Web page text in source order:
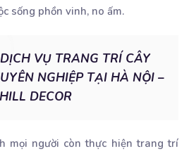
sống phồn vinh, no ấm.
DỊCH VỤ TRANG TRÍ CÂY
NGHIỆP TẠI HÀ NỘI –
DECOR
mọi người còn thực hiện trang trí